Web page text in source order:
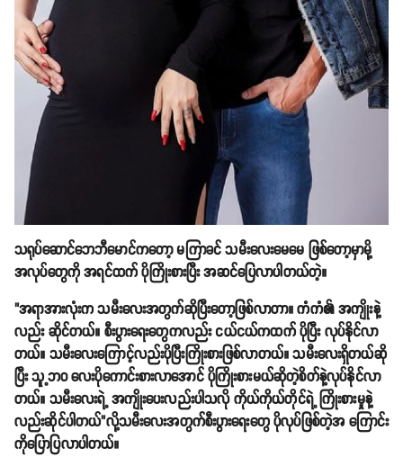
သရုပ်ဆောင်ဘေဘီမောင်ကတော့ မကြာခင် သမီးလေးမေမေ ဖြစ်တော့မှာမို့
အလုပ်တွေကို အရင်ထက် ပိုကြိုးစားပြီး အဆင်ပြေလာပါတယ်တဲ့။
"အရာအားလုံးက သမီးလေးအတွက်ဆိုပြီးတော့ဖြစ်လာတာ။ ကံကံ၏ အကျိုးနဲ့
လည်း ဆိုင်တယ်။ စီးပွားရေးတွေကလည်း ငယ်ငယ်ကထက် ပိုပြီး လုပ်နိုင်လာ
တယ်။ သမီးလေးကြောင့်လည်းပိုပြီးကြိုးစားဖြစ်လာတယ်။ သမီးလေးရှိတယ်ဆို
ပြီး သူ့ဘ၀ လေးပိုကောင်းစားလာအောင် ပိုကြိုးစားမယ်ဆိုတဲ့စိတ်နဲ့လုပ်နိုင်လာ
တယ်။ သမီးလေးရဲ့ အကျိုးပေးလည်းပါသလို ကိုယ်ကိုယ်တိုင်ရဲ့ ကြိုးစားမှုနဲ့
လည်းဆိုင်ပါတယ်"လို့သမီးလေးအတွက်စီးပွားရေးတွေ ပိုလုပ်ဖြစ်တဲ့အ ကြောင်း
ကိုပြောပြလာပါတယ်။